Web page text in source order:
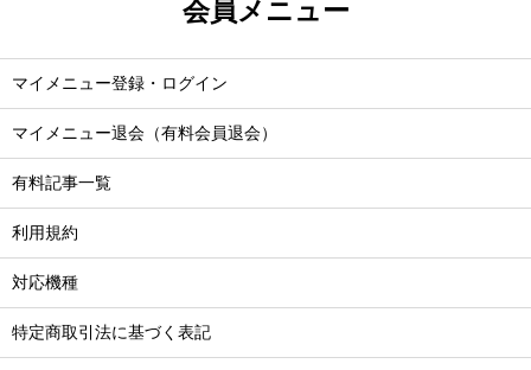
会員メニュー
マイメニュー登録・ログイン
マイメニュー退会（有料会員退会）
有料記事一覧
利用規約
対応機種
特定商取引法に基づく表記